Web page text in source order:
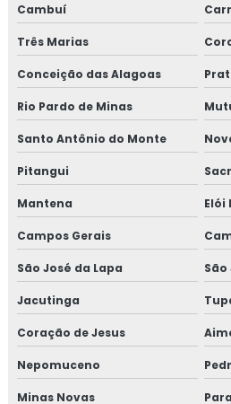
Treinamento em auditoria de
Treinamento em auditoria interna
Treinamento em auditoria
Treinamento em boas práticas
Treinamento em boas práticas
Treinamento em certificação
Treinamento em controle de
Cambuí
Três Marias
Conceição das Alagoas
Rio Pardo de Minas
Santo Antônio do Monte
Pitangui
Mantena Elói
Campos Gerais
São José da Lapa
Jacutinga
Coração de Jesus
Nepomuceno
Minas Novas